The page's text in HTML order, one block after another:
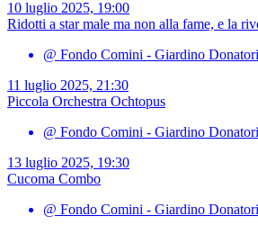
10 luglio 2025, 19:00
Ridotti a star male ma non alla fame, e la
@ Fondo Comini - Giardino
11 luglio 2025, 21:30
Piccola Orchestra Ochtopus
@ Fondo Comini - Giardino
13 luglio 2025, 19:30
Cucoma Combo
@ Fondo Comini - Giardino